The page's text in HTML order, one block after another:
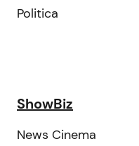
Politica
ShowBiz
News Cinema